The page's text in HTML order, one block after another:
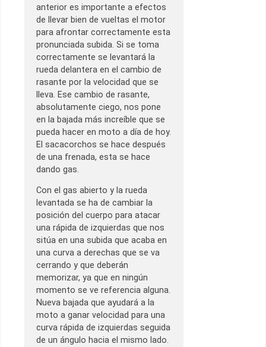
anterior es importante a efectos
de llevar bien de vueltas el motor
para afrontar correctamente esta
pronunciada subida. Si se toma
correctamente se levantará la
rueda delantera en el cambio de
rasante por la velocidad que se
lleva. Ese cambio de rasante,
absolutamente ciego, nos pone
en la bajada más increíble que se
pueda hacer en moto a día de hoy.
El sacacorchos se hace después
de una frenada, esta se hace
dando gas.
Con el gas abierto y la rueda
levantada se ha de cambiar la
posición del cuerpo para atacar
una rápida de izquierdas que nos
sitúa en una subida que acaba en
una curva a derechas que se va
cerrando y que deberán
memorizar, ya que en ningún
momento se ve referencia alguna.
Nueva bajada que ayudará a la
moto a ganar velocidad para una
curva rápida de izquierdas seguida
de un ángulo hacia el mismo lado.